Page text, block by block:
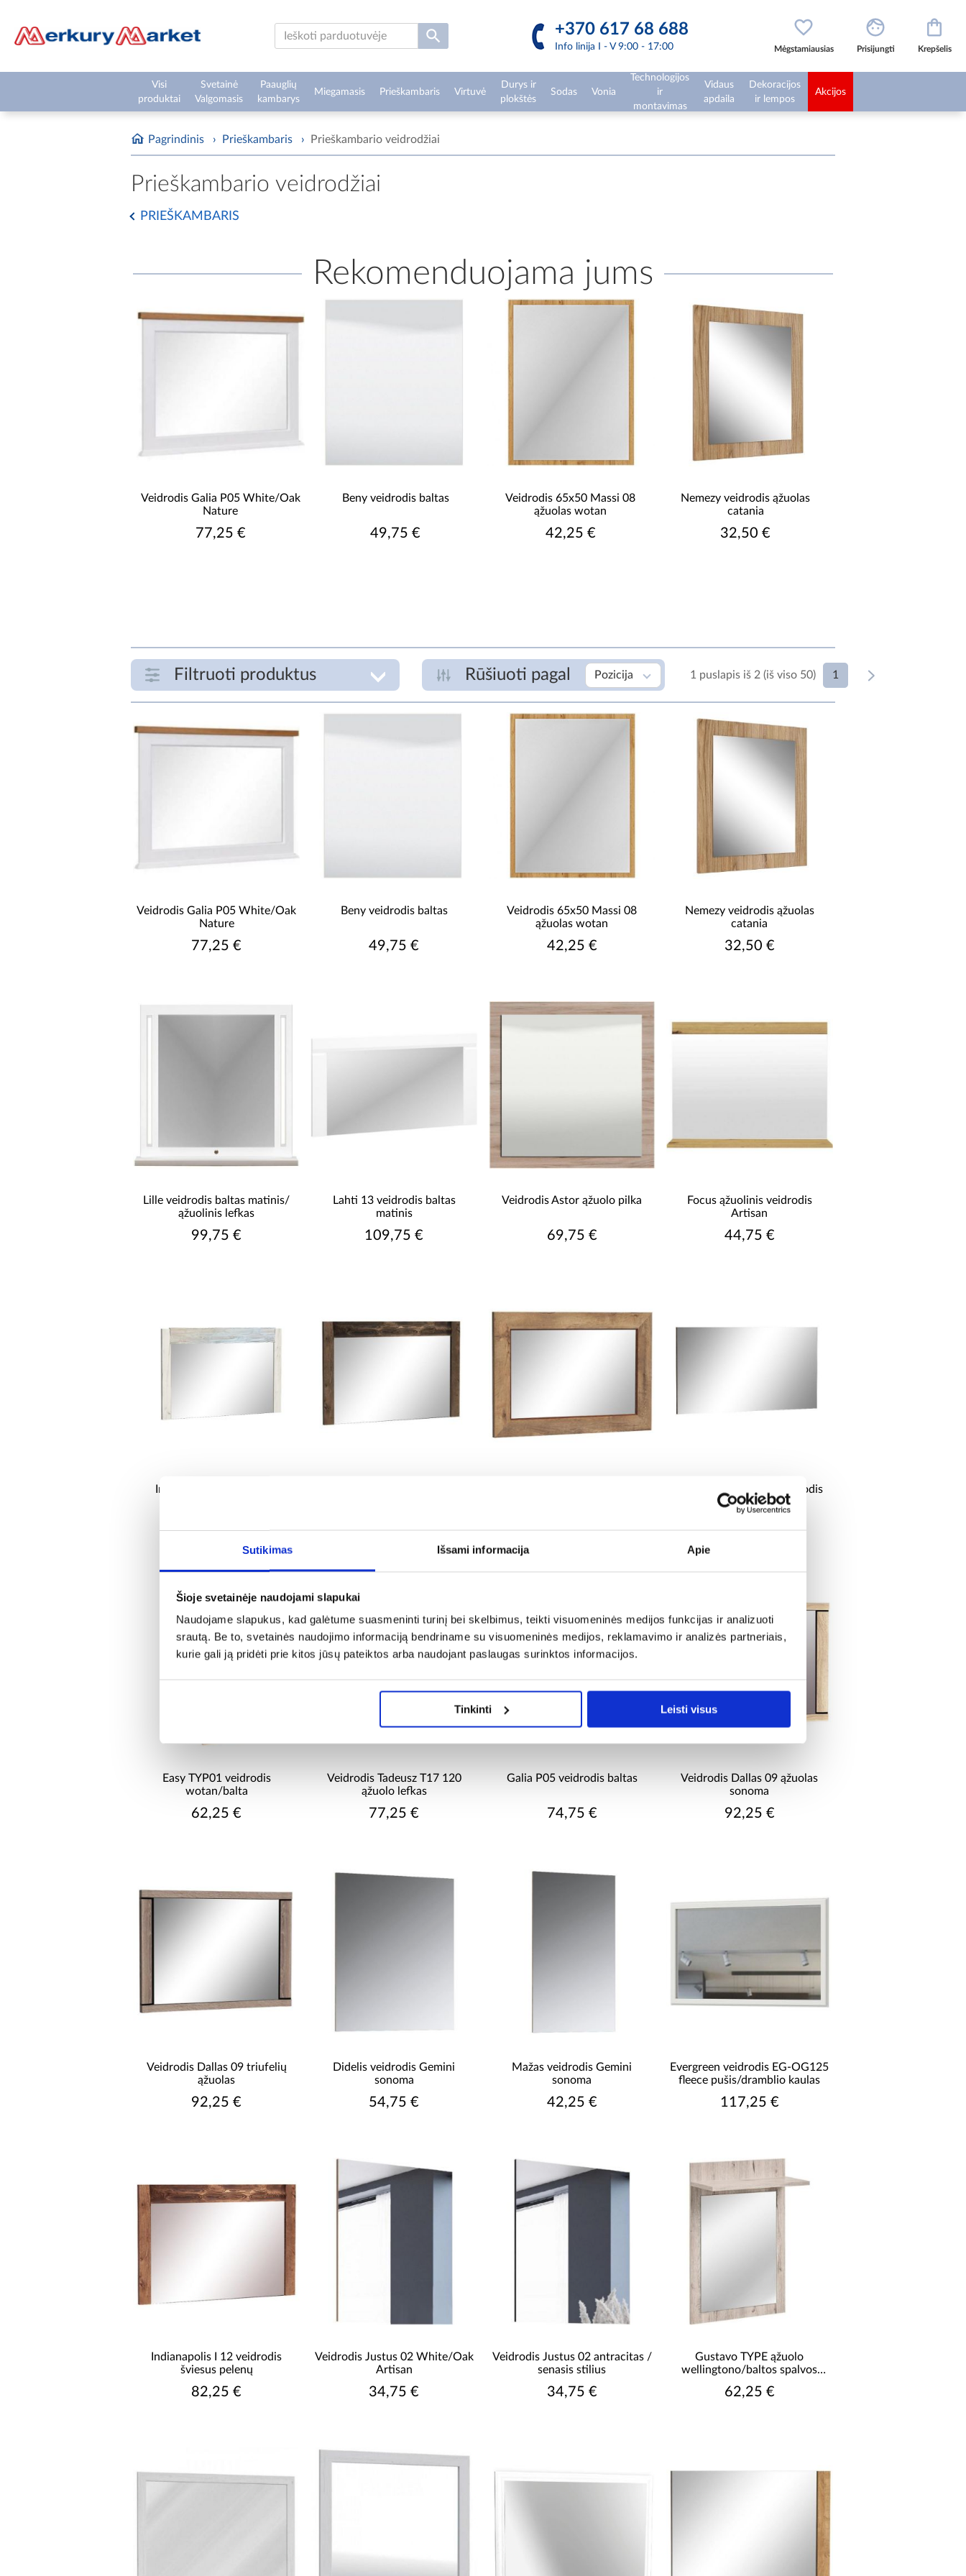
Sutikimas Išsami informacija Apie
Šioje svetainėje naudojami slapukai
Naudojame slapukus, kad galėtume suasmeninti turinį bei skelbimus, teikti visuomeninės medijos funkcijas ir analizuoti
srautą. Be to, svetainės naudojimo informaciją bendriname su visuomeninės medijos, reklamavimo ir analizės partneriais,
kurie gali ją pridėti prie kitos jūsų pateiktos arba naudojant paslaugas surinktos informacijos.
Tinkinti Leisti visus
+370 617 68 688
Info linija I - V 9:00 - 17:00 Mėgstamiausias Prisijungti Krepšelis
Visi
produktai
Svetainė
Valgomasis
Paauglių
kambarys
Miegamasis Prieškambaris Virtuvė
Durys ir
plokštės
Sodas Vonia
Technologijos
ir
montavimas
Vidaus
apdaila
Dekoracijos
ir lempos
Akcijos
Pagrindinis › Prieškambaris › Prieškambario veidrodžiai
Prieškambario veidrodžiai
PRIEŠKAMBARIS
Rekomenduojama jums
Veidrodis Galia P05 White/Oak
Nature
77,25 €
Beny veidrodis baltas
49,75 €
Veidrodis 65x50 Massi 08
ąžuolas wotan
42,25 €
Nemezy veidrodis ąžuolas
catania
32,50 €
Filtruoti produktus Rūšiuoti pagal Pozicija 1 puslapis iš 2 (iš viso 50) 1
FILTRUOTI PRODUKTUS
PLOTIS [CM]
GYLIS [CM]
PRISTATYMO LAIKAS NUO
be apšvietimo
ASORTIMENTO TIPAS
KONSTRUKCIJOS MEDŽIAGA
plokšteMDF lakuota
Veidrodis Galia P05 White/Oak
Nature
77,25 €
Beny veidrodis baltas
49,75 €
Veidrodis 65x50 Massi 08
ąžuolas wotan
42,25 €
Nemezy veidrodis ąžuolas
catania
32,50 €
Lille veidrodis baltas matinis/
ąžuolinis lefkas
99,75 €
Lahti 13 veidrodis baltas
matinis
109,75 €
Veidrodis Astor ąžuolo pilka
69,75 €
Focus ąžuolinis veidrodis
Artisan
44,75 €
Indianapolis I12 kraftinis
Livinio L16 Ribbeck veidrodis
Easy TYP01 veidrodis
wotan/balta
62,25 €
Veidrodis Tadeusz T17 120
ąžuolo lefkas
77,25 €
Galia P05 veidrodis baltas
74,75 €
Veidrodis Dallas 09 ąžuolas
sonoma
92,25 €
Veidrodis Dallas 09 triufelių
ąžuolas
92,25 €
Didelis veidrodis Gemini
sonoma
54,75 €
Mažas veidrodis Gemini
sonoma
42,25 €
Evergreen veidrodis EG-OG125
fleece pušis/dramblio kaulas
117,25 €
Indianapolis I 12 veidrodis
šviesus pelenų
82,25 €
Veidrodis Justus 02 White/Oak
Artisan
34,75 €
Veidrodis Justus 02 antracitas /
senasis stilius
34,75 €
Gustavo TYPE ąžuolo
wellingtono/baltos spalvos
62,25 €